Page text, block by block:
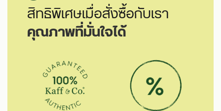
สิทธิพิเศษเมื่อสั่งซื้อกับเรา
คุณภาพที่มั่นใจได้